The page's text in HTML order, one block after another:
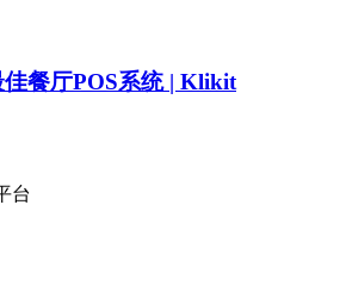
餐厅POS系统 | Klikit
台